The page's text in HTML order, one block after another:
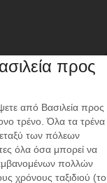
προς
από Βασιλεία προς
τρένο. Όλα τα τρένα
των πόλεων
όλα όσα μπορεί να
πολλών
χρόνους ταξιδιού (το